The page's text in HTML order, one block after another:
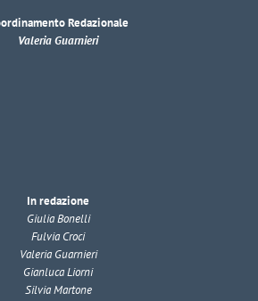
Redazionale
Valeria Guarnieri
In redazione
Giulia Bonelli
Fulvia Croci
Valeria Guarnieri
Gianluca Liorni
Silvia Martone